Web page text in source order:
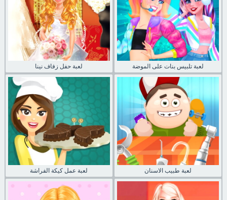
لعبة حفل زفاف نينا لعبة تلبيس بنات على الموضة
لعبة عمل كيكة الفراشة لعبة طبيب الاسنان